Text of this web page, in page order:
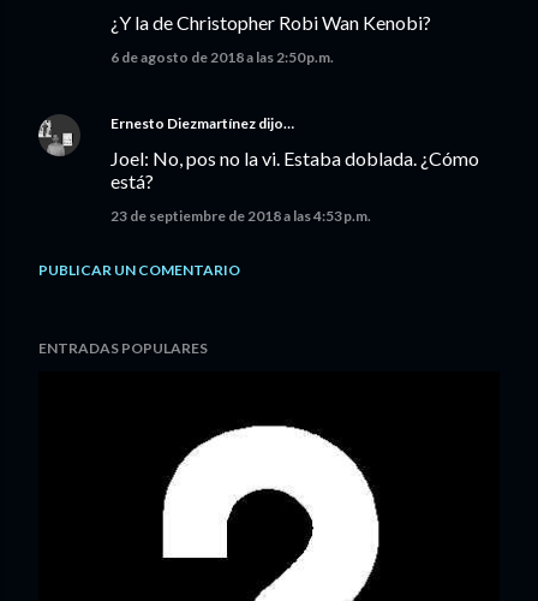
¿Y la de Christopher Robi Wan Kenobi?
6 de agosto de 2018 a las 2:50 p.m.
Ernesto Diezmartínez dijo…
Joel: No, pos no la vi. Estaba doblada. ¿Cómo
está?
23 de septiembre de 2018 a las 4:53 p.m.
PUBLICAR UN COMENTARIO
ENTRADAS POPULARES